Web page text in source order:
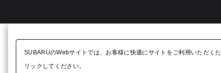
SUBARUのWebサイトでは、お客様に快適にサイトをご利用いただく
リックしてください。​